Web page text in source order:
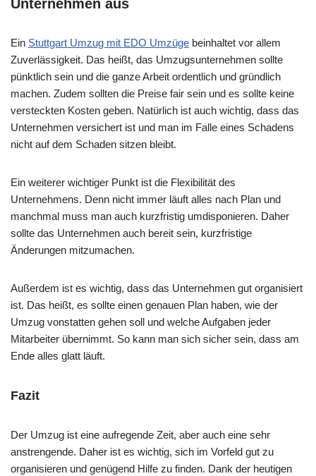
Unternehmen aus
Ein Stuttgart Umzug mit EDO Umzüge beinhaltet vor allem
Zuverlässigkeit. Das heißt, das Umzugsunternehmen sollte
pünktlich sein und die ganze Arbeit ordentlich und gründlich
machen. Zudem sollten die Preise fair sein und es sollte keine
versteckten Kosten geben. Natürlich ist auch wichtig, dass das
Unternehmen versichert ist und man im Falle eines Schadens
nicht auf dem Schaden sitzen bleibt.
Ein weiterer wichtiger Punkt ist die Flexibilität des
Unternehmens. Denn nicht immer läuft alles nach Plan und
manchmal muss man auch kurzfristig umdisponieren. Daher
sollte das Unternehmen auch bereit sein, kurzfristige
Änderungen mitzumachen.
Außerdem ist es wichtig, dass das Unternehmen gut organisiert
ist. Das heißt, es sollte einen genauen Plan haben, wie der
Umzug vonstatten gehen soll und welche Aufgaben jeder
Mitarbeiter übernimmt. So kann man sich sicher sein, dass am
Ende alles glatt läuft.
Fazit
Der Umzug ist eine aufregende Zeit, aber auch eine sehr
anstrengende. Daher ist es wichtig, sich im Vorfeld gut zu
organisieren und genügend Hilfe zu finden. Dank der heutigen